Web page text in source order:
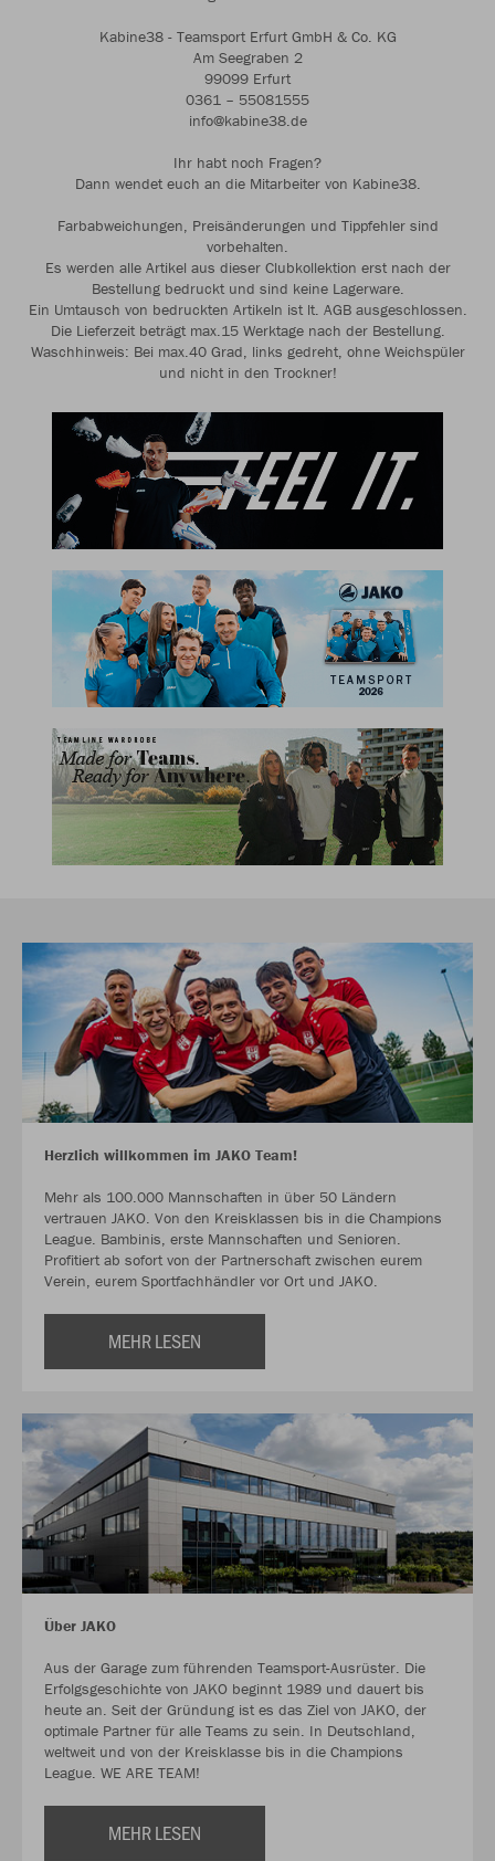
Kabine38 - Teamsport Erfurt GmbH & Co. KG
Am Seegraben 2
99099 Erfurt
0361 – 55081555
info@kabine38.de
Ihr habt noch Fragen?
Dann wendet euch an die Mitarbeiter von Kabine38.
Farbabweichungen, Preisänderungen und Tippfehler sind
vorbehalten.
Es werden alle Artikel aus dieser Clubkollektion erst nach der
Bestellung bedruckt und sind keine Lagerware.
Ein Umtausch von bedruckten Artikeln ist lt. AGB ausgeschlossen.
Die Lieferzeit beträgt max.15 Werktage nach der Bestellung.
Waschhinweis: Bei max.40 Grad, links gedreht, ohne Weichspüler
und nicht in den Trockner!
Herzlich willkommen im JAKO Team!
Mehr als 100.000 Mannschaften in über 50 Ländern
vertrauen JAKO. Von den Kreisklassen bis in die Champions
League. Bambinis, erste Mannschaften und Senioren.
Profitiert ab sofort von der Partnerschaft zwischen eurem
Verein, eurem Sportfachhändler vor Ort und JAKO.
MEHR LESEN
Über JAKO
Aus der Garage zum führenden Teamsport-Ausrüster. Die
Erfolgsgeschichte von JAKO beginnt 1989 und dauert bis
heute an. Seit der Gründung ist es das Ziel von JAKO, der
optimale Partner für alle Teams zu sein. In Deutschland,
weltweit und von der Kreisklasse bis in die Champions
League. WE ARE TEAM!
MEHR LESEN